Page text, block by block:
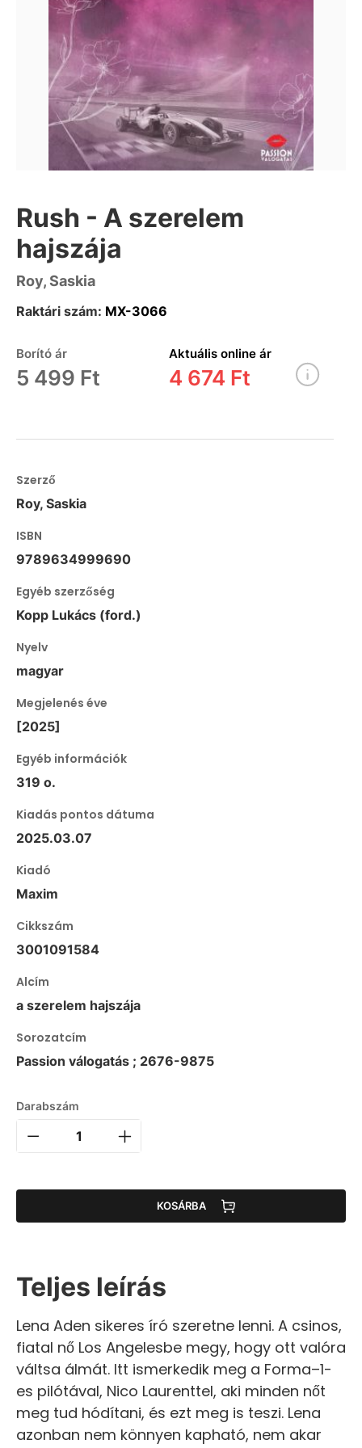
Rush - A szerelem
hajszája
Roy, Saskia
Raktári szám: MX-3066
Borító ár
5 499 Ft
Aktuális online ár
4 674 Ft
Szerző
Roy, Saskia
ISBN
9789634999690
Egyéb szerzőség
Kopp Lukács (ford.)
Nyelv
magyar
Megjelenés éve
[2025]
Egyéb információk
319 o.
Kiadás pontos dátuma
2025.03.07
Kiadó
Maxim
Cikkszám
3001091584
Alcím
a szerelem hajszája
Sorozatcím
Passion válogatás ; 2676-9875
Darabszám
KOSÁRBA
Teljes leírás
Lena Aden sikeres író szeretne lenni. A csinos,
fiatal nő Los Angelesbe megy, hogy ott valóra
váltsa álmát. Itt ismerkedik meg a Forma–1-
es pilótával, Nico Laurenttel, aki minden nőt
meg tud hódítani, és ezt meg is teszi. Lena
azonban nem könnyen kapható, nem akar